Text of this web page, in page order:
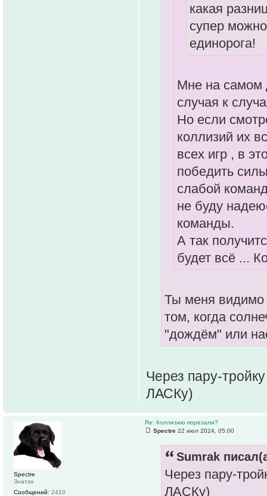
какая
супер
единорога!
Мне на самом
случая к
Но если
коллизий их
всех игр , в
победить
слабой
не буду
команды.
А так
будет всё ...
Ты меня видимо
том, когда
"дождём" или
Через пару-
ЛАСКу)
Re: Коллизию порезали?
Spectre 22 июл 2024, 05:00
Sumrak
Через пару-
ЛАСКу)
Spectre
Знаток
Сообщений: 2410